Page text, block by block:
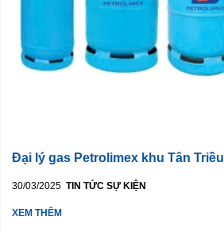
Đại lý gas Petrolimex khu Tân Triều
30/03/2025 TIN TỨC SỰ KIỆN
XEM THÊM